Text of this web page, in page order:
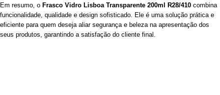
Em resumo, o Frasco Vidro Lisboa Transparente 200ml R28/410 combina
funcionalidade, qualidade e design sofisticado. Ele é uma solução prática e
eficiente para quem deseja aliar segurança e beleza na apresentação dos
seus produtos, garantindo a satisfação do cliente final.